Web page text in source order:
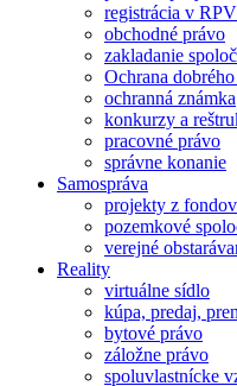
registrácia v
obchodné právo
zakladanie
Ochrana dobrého
ochranná známka
konkurzy a
pracovné právo
správne konanie
Samospráva
projekty z
pozemkové
verejné
Reality
virtuálne sídlo
kúpa, predaj,
bytové právo
záložne právo
spoluvlastnícke